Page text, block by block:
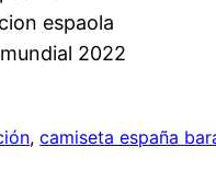
, camiseta españa